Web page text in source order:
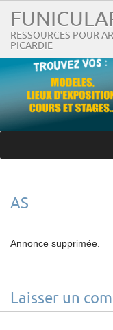
RESSOURCES POUR
PICARDIE
AS
Annonce supprimée.
Laisser un